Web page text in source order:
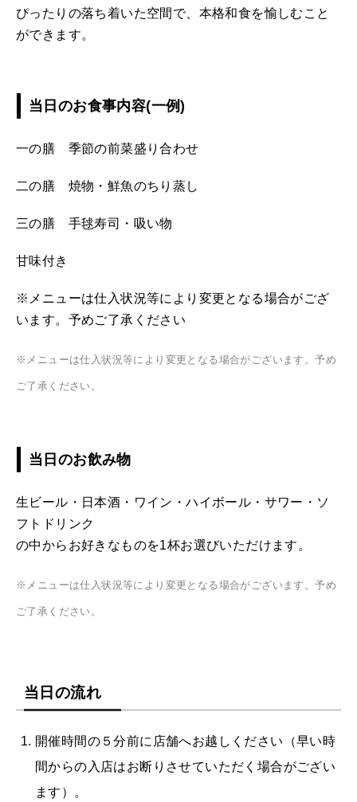
ぴったりの落ち着いた空間で、本格和食を愉しむこと
ができます。
当日のお食事内容(一例)
一の膳 季節の前菜盛り合わせ
二の膳 焼物・鮮魚のちり蒸し
三の膳 手毬寿司・吸い物
甘味付き
※メニューは仕入状況等により変更となる場合がござ
います。予めご了承ください
※メニューは仕入状況等により変更となる場合がございます。予め
ご了承ください。
当日のお飲み物
生ビール・日本酒・ワイン・ハイボール・サワー・ソ
フトドリンク
の中からお好きなものを1杯お選びいただけます。
※メニューは仕入状況等により変更となる場合がございます。予め
ご了承ください。
当日の流れ
開催時間の５分前に店舗へお越しください（早い時
間からの入店はお断りさせていただく場合がござい
ます）。